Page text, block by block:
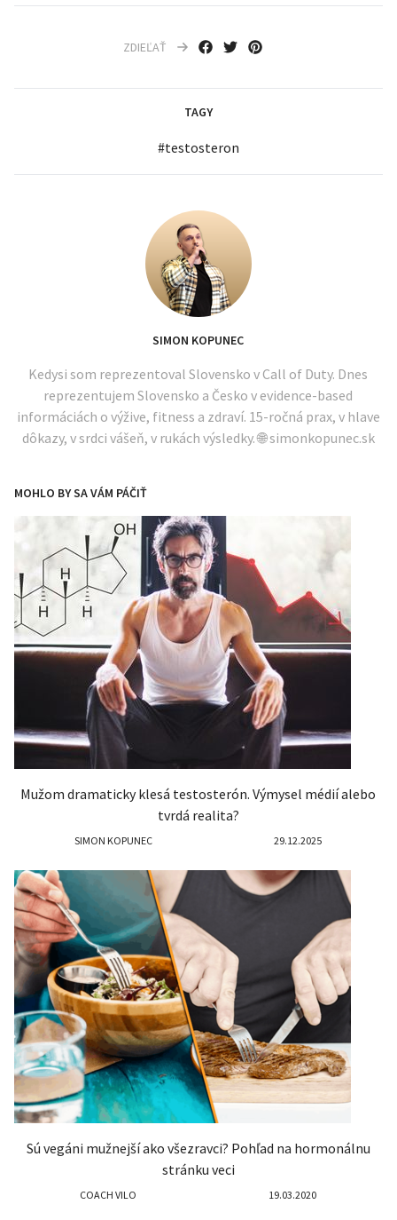
ZDIEĽAŤ
TAGY
#testosteron
SIMON KOPUNEC
Kedysi som reprezentoval Slovensko v Call of Duty. Dnes
reprezentujem Slovensko a Česko v evidence-based
informáciách o výžive, fitness a zdraví. 15-ročná prax, v hlave
dôkazy, v srdci vášeň, v rukách výsledky. 🌐 simonkopunec.sk
MOHLO BY SA VÁM PÁČIŤ
Mužom dramaticky klesá testosterón. Výmysel médií alebo
tvrdá realita?
SIMON KOPUNEC 29.12.2025
Sú vegáni mužnejší ako všezravci? Pohľad na hormonálnu
stránku veci
COACH VILO 19.03.2020